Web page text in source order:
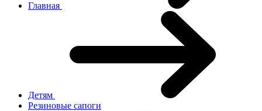
Главная
Детям
Резиновые сапоги